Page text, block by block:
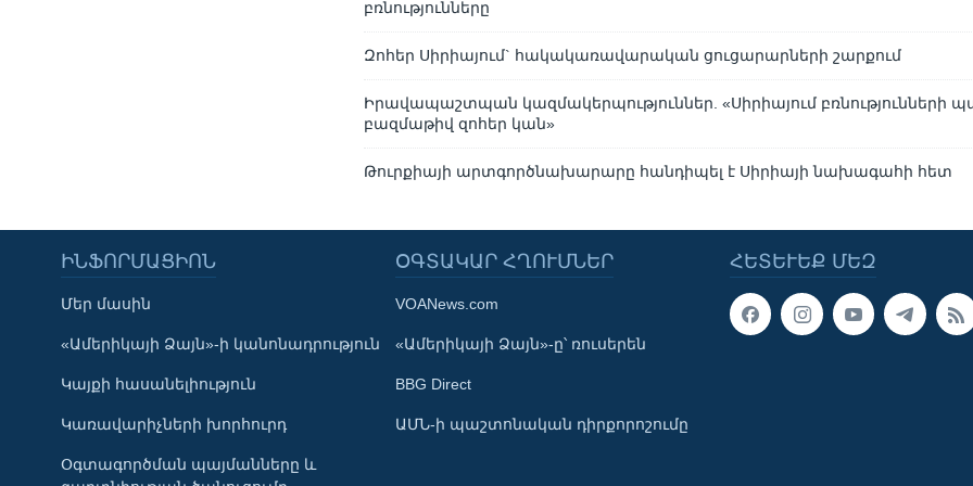
Learning English
ՀԵՏԵՒԵՔ ՄԵԶ
բռնությունները
Զոհեր Սիրիայում` հակակառավարական ցուցարարների շարքում
Իրավապաշտպան կազմակերպություններ. «Սիրիայում բռնությունների
բազմաթիվ զոհեր կան»
Թուրքիայի արտգործնախարարը հանդիպել է Սիրիայի նախագահի հետ
ՀԵՏԵՒԵՔ ՄԵԶ
ԻՆՖՈՐՄԱՑԻՈՆ
Մեր մասին
«Ամերիկայի Ձայն»-ի կանոնադրություն
Կայքի հասանելիություն
Կառավարիչների խորհուրդ
Օգտագործման պայմանները և
ՕԳՏԱԿԱՐ ՀՂՈՒՄՆԵՐ
VOANews.com
«Ամերիկայի Ձայն»-ը՝ ռուսերեն
BBG Direct
ԱՄՆ-ի պաշտոնական դիրքորոշումը